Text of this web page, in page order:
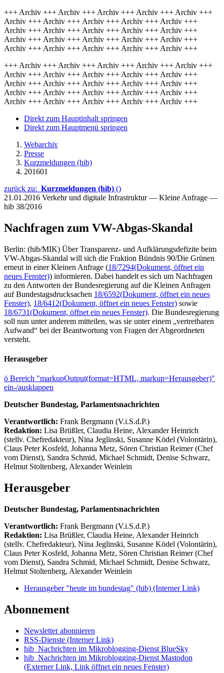
+++ Archiv +++ Archiv +++ Archiv +++ Archiv +++ Archiv +++
Archiv +++ Archiv +++ Archiv +++ Archiv +++ Archiv +++
Archiv +++ Archiv +++ Archiv +++ Archiv +++ Archiv +++
Archiv +++ Archiv +++ Archiv +++ Archiv +++ Archiv +++
Archiv +++ Archiv +++ Archiv +++ Archiv +++ Archiv +++
+++ Archiv +++ Archiv +++ Archiv +++ Archiv +++ Archiv +++
Archiv +++ Archiv +++ Archiv +++ Archiv +++ Archiv +++
Archiv +++ Archiv +++ Archiv +++ Archiv +++ Archiv +++
Archiv +++ Archiv +++ Archiv +++ Archiv +++ Archiv +++
Archiv +++ Archiv +++ Archiv +++ Archiv +++ Archiv +++
Direkt zum Hauptinhalt springen
Direkt zum Hauptmenü springen
Webarchiv
Presse
Kurzmeldungen (hib)
201601
zurück zu: Kurzmeldungen (hib) ()
21.01.2016 Verkehr und digitale Infrastruktur — Kleine Anfrage —
hib 38/2016
Nachfragen zum VW-Abgas-Skandal
Berlin: (hib/MIK) Über Transparenz- und Aufklärungsdefizite beim
VW-Abgas-Skandal will sich die Fraktion Bündnis 90/Die Grünen
erneut in einer Kleinen Anfrage (18/7294(Dokument, öffnet ein
neues Fenster)) informieren. Dabei handelt es sich um Nachfragen
zu den Antworten der Bundesregierung auf die Kleinen Anfragen
auf Bundestagsdrucksachen 18/6592(Dokument, öffnet ein neues
Fenster), 18/6412(Dokument, öffnet ein neues Fenster) sowie
18/6731(Dokument, öffnet ein neues Fenster). Die Bundesregierung
soll nun unter anderem mitteilen, was sie unter einem „vertretbaren
Aufwand“ bei der Beantwortung von Fragen der Abgeordneten
versteht.
Herausgeber
ö Bereich "markupOutput(format=HTML, markup=Herausgeber)"
ein-/ausklappen
Deutscher Bundestag, Parlamentsnachrichten
Verantwortlich: Frank Bergmann (V.i.S.d.P.)
Redaktion: Lisa Brüßler, Claudia Heine, Alexander Heinrich
(stellv. Chefredakteur), Nina Jeglinski, Susanne Ködel (Volontärin),
Claus Peter Kosfeld, Johanna Metz, Sören Christian Reimer (Chef
vom Dienst), Sandra Schmid, Michael Schmidt, Denise Schwarz,
Helmut Stoltenberg, Alexander Weinlein
Herausgeber
Deutscher Bundestag, Parlamentsnachrichten
Verantwortlich: Frank Bergmann (V.i.S.d.P.)
Redaktion: Lisa Brüßler, Claudia Heine, Alexander Heinrich
(stellv. Chefredakteur), Nina Jeglinski, Susanne Ködel (Volontärin),
Claus Peter Kosfeld, Johanna Metz, Sören Christian Reimer (Chef
vom Dienst), Sandra Schmid, Michael Schmidt, Denise Schwarz,
Helmut Stoltenberg, Alexander Weinlein
Herausgeber "heute im bundestag" (hib) (Interner Link)
Abonnement
Newsletter abonnieren
RSS-Dienste (Interner Link)
hib_Nachrichten im Mikroblogging-Dienst BlueSky
hib_Nachrichten im Mikroblogging-Dienst Mastodon
(Externer Link, Link öffnet ein neues Fenster)